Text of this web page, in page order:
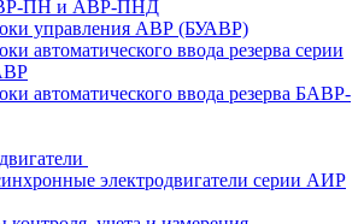
ПН и АВР-ПНД
управления АВР (БУАВР)
автоматического ввода резерва серии
автоматического ввода резерва БАВР-
электродвигатели серии АИР